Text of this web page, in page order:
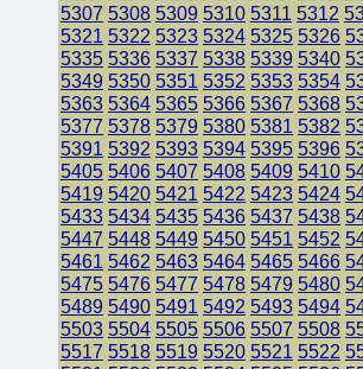
5307 5308 5309 5310 5311 5312
5321 5322 5323 5324 5325 5326
5335 5336 5337 5338 5339 5340
5349 5350 5351 5352 5353 5354
5363 5364 5365 5366 5367 5368
5377 5378 5379 5380 5381 5382
5391 5392 5393 5394 5395 5396
5405 5406 5407 5408 5409 5410
5419 5420 5421 5422 5423 5424
5433 5434 5435 5436 5437 5438
5447 5448 5449 5450 5451 5452
5461 5462 5463 5464 5465 5466
5475 5476 5477 5478 5479 5480
5489 5490 5491 5492 5493 5494
5503 5504 5505 5506 5507 5508
5517 5518 5519 5520 5521 5522